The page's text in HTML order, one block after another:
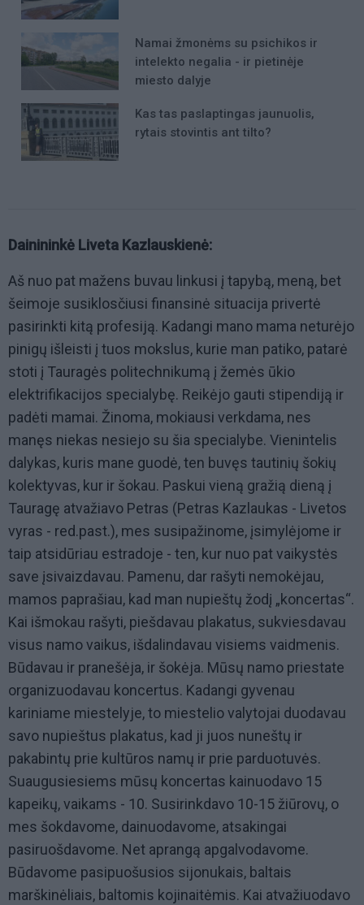
Namai žmonėms su psichikos ir
intelekto negalia - ir pietinėje
miesto dalyje
Kas tas paslaptingas jaunuolis,
rytais stovintis ant tilto?
Dainininkė Liveta Kazlauskienė:
Aš nuo pat mažens buvau linkusi į tapybą, meną, bet
šeimoje susiklosčiusi finansinė situacija privertė
pasirinkti kitą profesiją. Kadangi mano mama neturėjo
pinigų išleisti į tuos mokslus, kurie man patiko, patarė
stoti į Tauragės politechnikumą į žemės ūkio
elektrifikacijos specialybę. Reikėjo gauti stipendiją ir
padėti mamai. Žinoma, mokiausi verkdama, nes
manęs niekas nesiejo su šia specialybe. Vienintelis
dalykas, kuris mane guodė, ten buvęs tautinių šokių
kolektyvas, kur ir šokau. Paskui vieną gražią dieną į
Tauragę atvažiavo Petras (Petras Kazlaukas - Livetos
vyras - red.past.), mes susipažinome, įsimylėjome ir
taip atsidūriau estradoje - ten, kur nuo pat vaikystės
save įsivaizdavau. Pamenu, dar rašyti nemokėjau,
mamos paprašiau, kad man nupieštų žodį „koncertas“.
Kai išmokau rašyti, piešdavau plakatus, sukviesdavau
visus namo vaikus, išdalindavau visiems vaidmenis.
Būdavau ir pranešėja, ir šokėja. Mūsų namo priestate
organizuodavau koncertus. Kadangi gyvenau
kariniame miestelyje, to miestelio valytojai duodavau
savo nupieštus plakatus, kad ji juos nuneštų ir
pakabintų prie kultūros namų ir prie parduotuvės.
Suaugusiesiems mūsų koncertas kainuodavo 15
kapeikų, vaikams - 10. Susirinkdavo 10-15 žiūrovų, o
mes šokdavome, dainuodavome, atsakingai
pasiruošdavome. Net aprangą apgalvodavome.
Būdavome pasipuošusios sijonukais, baltais
marškinėliais, baltomis kojinaitėmis. Kai atvažiuodavo